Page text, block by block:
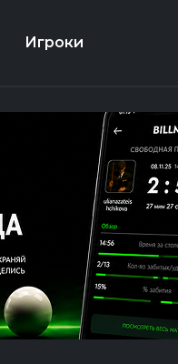
Игроки